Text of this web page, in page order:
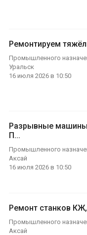
Ремонтируем
Промышленного
Уральск
16 июля 2026 в 10:50
Разрывные
П...
Промышленного
Аксай
16 июля 2026 в 10:50
Ремонт станков
Промышленного
Аксай